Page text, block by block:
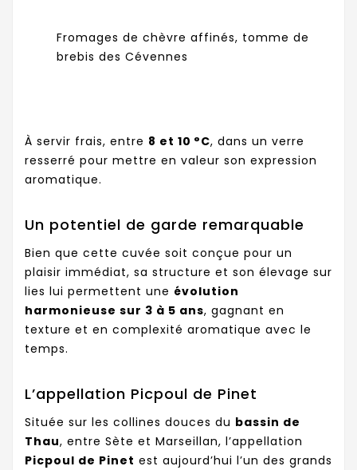
Fromages de chèvre affinés, tomme de
brebis des Cévennes
À servir frais, entre 8 et 10 °C, dans un verre
resserré pour mettre en valeur son expression
aromatique.
Un potentiel de garde remarquable
Bien que cette cuvée soit conçue pour un
plaisir immédiat, sa structure et son élevage sur
lies lui permettent une évolution
harmonieuse sur 3 à 5 ans, gagnant en
texture et en complexité aromatique avec le
temps.
L’appellation Picpoul de Pinet
Située sur les collines douces du bassin de
Thau, entre Sète et Marseillan, l’appellation
Picpoul de Pinet est aujourd’hui l’un des grands